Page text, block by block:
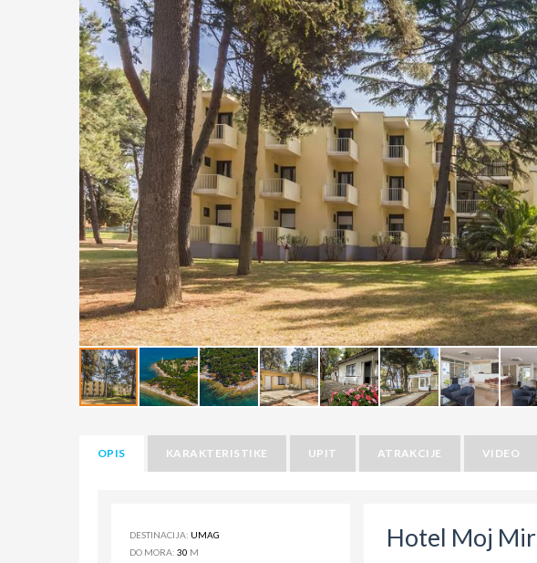
OPIS KARAKTERISTIKE UPIT ATRAKCIJE VIDEO
DESTINACIJA: UMAG
DO MORA: 30 M
Hotel Moj Mir